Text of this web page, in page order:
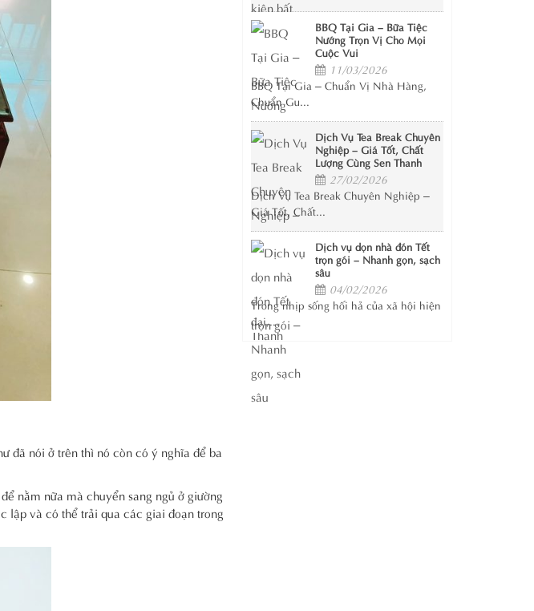
đã nói ở trên thì nó còn có ý nghĩa để ba
nằm nữa mà chuyển sang ngủ ở giường
lập và có thể trải qua các giai đoạn trong
BBQ Tại Gia – Bữa Tiệc
Nướng Trọn Vị Cho Mọi
Cuộc Vui
11/03/2026
BBQ Tại Gia – Chuẩn Vị Nhà Hàng,
Chuẩn Gu...
Dịch Vụ Tea Break Chuyên
Nghiệp – Giá Tốt, Chất
Lượng Cùng Sen Thanh
27/02/2026
Dịch Vụ Tea Break Chuyên Nghiệp –
Giá Tốt, Chất...
Dịch vụ dọn nhà đón Tết
trọn gói – Nhanh gọn, sạch
sâu
04/02/2026
Trong nhịp sống hối hả của xã hội hiện
đại,...